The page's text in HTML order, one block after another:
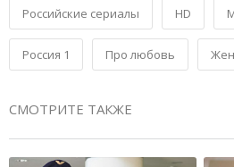
Российские сериалы HD
Россия 1 Про любовь
СМОТРИТЕ ТАКЖЕ